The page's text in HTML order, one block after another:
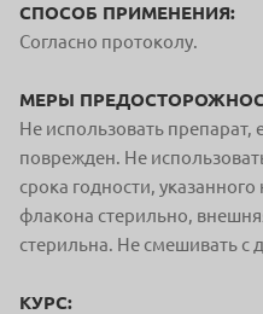
СПОСОБ ПРИМЕНЕНИЯ:
Согласно протоколу.
МЕРЫ
Не использовать
поврежден. Не
срока годности,
флакона стерильно,
стерильна. Не смешивать с
КУРС: